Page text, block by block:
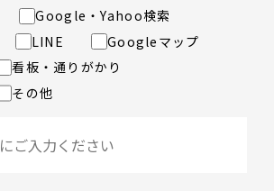
Google・Yahoo検索
LINE
Googleマップ
看板・通りがかり
その他